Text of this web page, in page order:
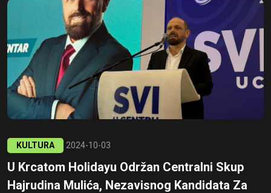
KULTURA 2024-10-03
U Krcatom Holidayu Održan Centralni Skup
Hajrudina Mulića, Nezavisnog Kandidata Za